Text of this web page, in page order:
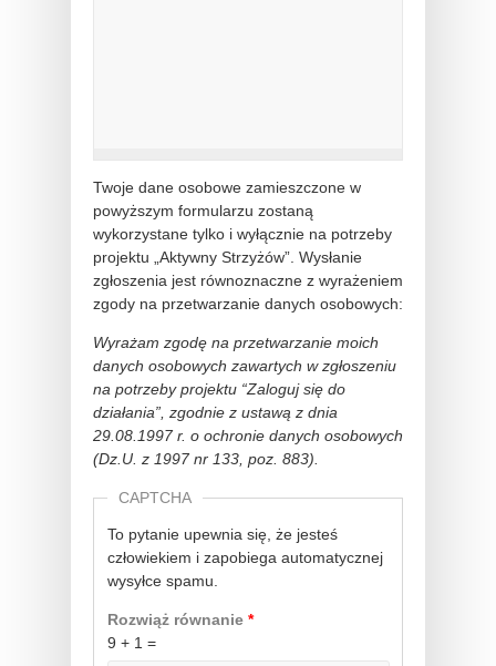
Twoje dane osobowe zamieszczone w
powyższym formularzu zostaną
wykorzystane tylko i wyłącznie na potrzeby
projektu „Aktywny Strzyżów”. Wysłanie
zgłoszenia jest równoznaczne z wyrażeniem
zgody na przetwarzanie danych osobowych:
Wyrażam zgodę na przetwarzanie moich
danych osobowych zawartych w zgłoszeniu
na potrzeby projektu “Zaloguj się do
działania”, zgodnie z ustawą z dnia
29.08.1997 r. o ochronie danych osobowych
(Dz.U. z 1997 nr 133, poz. 883).
CAPTCHA
To pytanie upewnia się, że jesteś
człowiekiem i zapobiega automatycznej
wysyłce spamu.
Rozwiąż równanie *
9 + 1 =